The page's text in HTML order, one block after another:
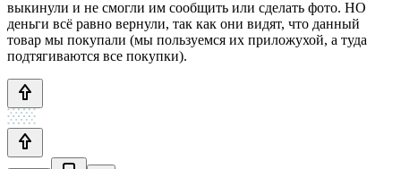
выкинули и не смогли им сообщить или сделать фото. НО
деньги всё равно вернули, так как они видят, что данный
товар мы покупали (мы пользуемся их приложухой, а туда
подтягиваются все покупки).